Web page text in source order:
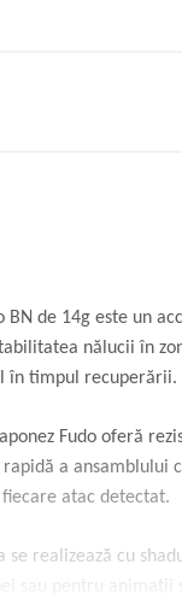
BN de 14g este un
nălucii în
în timpul recuperării.
Fudo oferă
a ansamblului
atac detectat.
se realizează cu